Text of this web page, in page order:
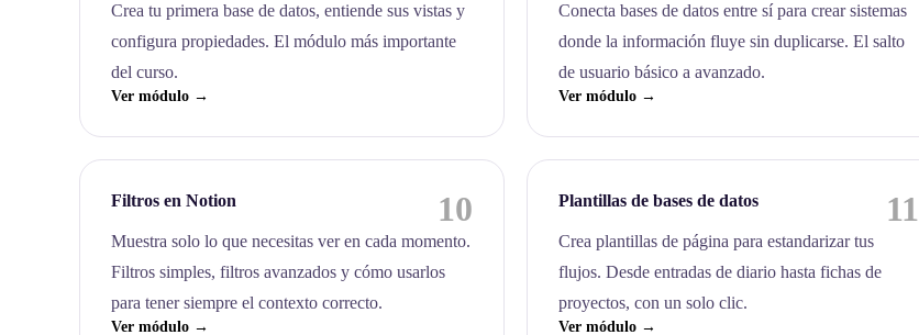
Crea tu primera base de datos, entiende sus vistas y
configura propiedades. El módulo más importante
del curso.
Ver módulo →
Conecta bases de datos entre sí para crear sistemas
donde la información fluye sin duplicarse. El salto
de usuario básico a avanzado.
Ver módulo →
Filtros en Notion 10
Muestra solo lo que necesitas ver en cada momento.
Filtros simples, filtros avanzados y cómo usarlos
para tener siempre el contexto correcto.
Ver módulo →
Plantillas de bases de datos 11
Crea plantillas de página para estandarizar tus
flujos. Desde entradas de diario hasta fichas de
proyectos, con un solo clic.
Ver módulo →